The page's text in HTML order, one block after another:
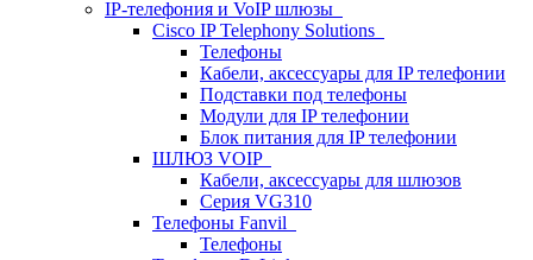
IP-телефония и VoIP шлюзы
Cisco IP Telephony Solutions
Телефоны
Кабели, аксессуары для IP телефонии
Подставки под телефоны
Модули для IP телефонии
Блок питания для IP телефонии
ШЛЮЗ VOIP
Кабели, аксессуары для шлюзов
Серия VG310
Телефоны Fanvil
Телефоны